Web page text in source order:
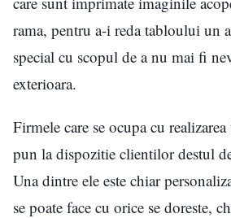
rama, pentru a-i reda tabloului un
special cu scopul de a nu mai fi
exterioara.
Firmele care se ocupa cu
pun la dispozitie clientilor destul
Una dintre ele este chiar
se poate face cu orice se doreste,